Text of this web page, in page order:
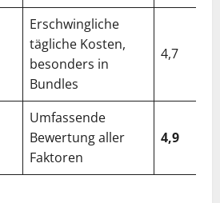
Erschwingliche
tägliche Kosten,
besonders in
Bundles
4,7
Umfassende
Bewertung aller
Faktoren
4,9